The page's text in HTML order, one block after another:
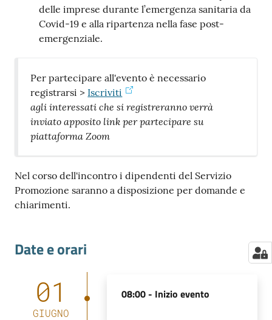
delle imprese durante l’emergenza sanitaria da
Covid-19 e alla ripartenza nella fase post-
emergenziale.
Per partecipare all'evento è necessario
registrarsi > Iscriviti
agli interessati che si registreranno verrà
inviato apposito link per partecipare su
piattaforma Zoom
Nel corso dell'incontro i dipendenti del Servizio
Promozione saranno a disposizione per domande e
chiarimenti.
Date e orari
01
GIUGNO
08:00 - Inizio evento